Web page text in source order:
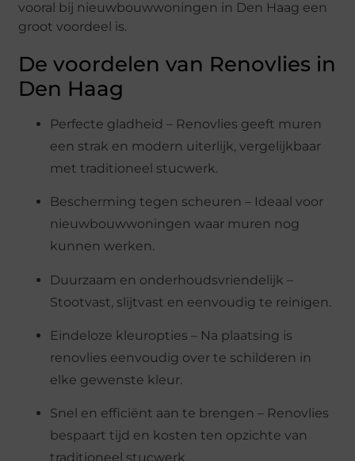
vooral bij nieuwbouwwoningen in Den Haag een
groot voordeel is.
De voordelen van Renovlies in
Den Haag
Perfecte gladheid – Renovlies geeft muren
een strak en modern uiterlijk, vergelijkbaar
met traditioneel stucwerk.
Bescherming tegen scheuren – Ideaal voor
nieuwbouwwoningen waar muren nog
kunnen werken.
Duurzaam en onderhoudsvriendelijk –
Stootvast, slijtvast en eenvoudig te reinigen.
Eindeloze kleuropties – Na plaatsing is
renovlies eenvoudig over te schilderen in
elke gewenste kleur.
Snel en efficiënt aan te brengen – Renovlies
bespaart tijd en kosten ten opzichte van
traditioneel stucwerk.